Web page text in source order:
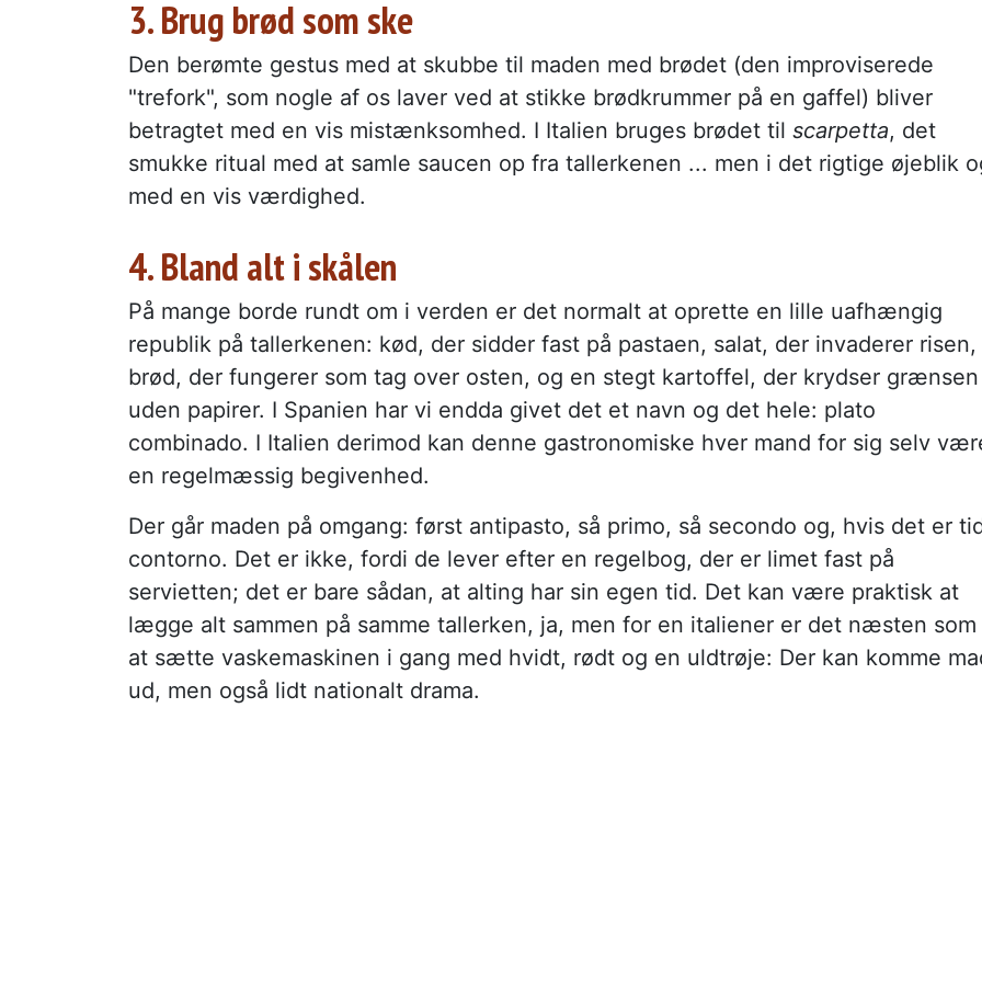
3. Brug brød som ske
Den berømte gestus med at skubbe til maden med brødet (den improviserede
"trefork", som nogle af os laver ved at stikke brødkrummer på en gaffel) bliver
betragtet med en vis mistænksomhed. I Italien bruges brødet til scarpetta, det
smukke ritual med at samle saucen op fra tallerkenen ... men i det rigtige øjeblik
med en vis værdighed.
4. Bland alt i skålen
På mange borde rundt om i verden er det normalt at oprette en lille uafhængig
republik på tallerkenen: kød, der sidder fast på pastaen, salat, der invaderer risen,
brød, der fungerer som tag over osten, og en stegt kartoffel, der krydser grænsen
uden papirer. I Spanien har vi endda givet det et navn og det hele: plato
combinado. I Italien derimod kan denne gastronomiske hver mand for sig selv
en regelmæssig begivenhed.
Der går maden på omgang: først antipasto, så primo, så secondo og, hvis det er
contorno. Det er ikke, fordi de lever efter en regelbog, der er limet fast på
servietten; det er bare sådan, at alting har sin egen tid. Det kan være praktisk at
lægge alt sammen på samme tallerken, ja, men for en italiener er det næsten som
at sætte vaskemaskinen i gang med hvidt, rødt og en uldtrøje: Der kan komme
ud, men også lidt nationalt drama.